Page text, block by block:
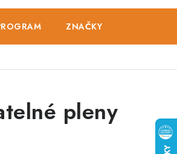
ZNAČKY
pleny